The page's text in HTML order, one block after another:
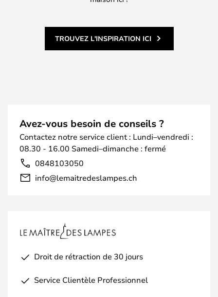
TROUVEZ L'INSPIRATION ICI
Avez-vous besoin de conseils ?
Contactez notre service client : Lundi–vendredi :
08.30 - 16.00 Samedi–dimanche : fermé
0848103050
info@lemaitredeslampes.ch
Droit de rétraction de 30 jours
Service Clientèle Professionnel